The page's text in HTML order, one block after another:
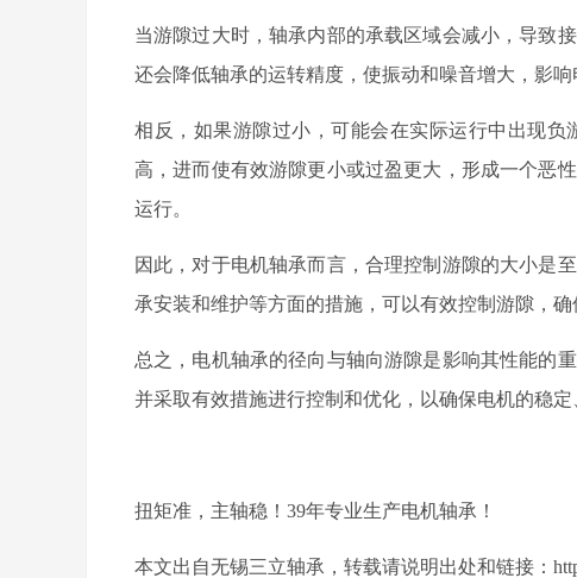
当游隙过大时，轴承内部的承载区域会减小，导致
还会降低轴承的运转精度，使振动和噪音增大，影响
相反，如果游隙过小，可能会在实际运行中出现
高，进而使有效游隙更小或过盈更大，形成一个恶
运行。
因此，对于电机轴承而言，合理控制游隙的大小是
承安装和维护等方面的措施，可以有效控制游隙，确
总之，电机轴承的径向与轴向游隙是影响其性能的
并采取有效措施进行控制和优化，以确保电机的稳定
扭矩准，主轴稳！39年专业生产电机轴承！
本文出自无锡三立轴承，转载请说明出处和链接：